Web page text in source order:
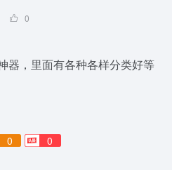
0
器，里面有各种各样分类好等
0 0